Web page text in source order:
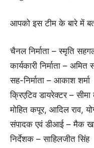
आपको इस टीम के बारे में
चैनल निर्माता – स्मृति
कार्यकारी निर्माता –
सह-निर्माता – आकाश शर्मा
क्रिएटिव डायरेक्टर –
मोहित कपूर, आदिल राव,
संपादक एवं डीआई – मैक
निर्देशक – साहिलजीत सिंह